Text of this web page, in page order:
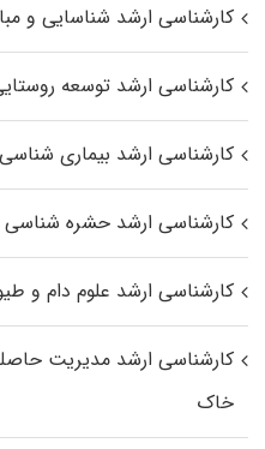
کارشناسی ارشد شناسایی و
کارشناسی ارشد توسعه
کارشناسی ارشد بیماری‌
کارشناسی ارشد حشره‌ شناسی
کارشناسی ارشد علوم دام و
کارشناسی ارشد مدیریت
خاک